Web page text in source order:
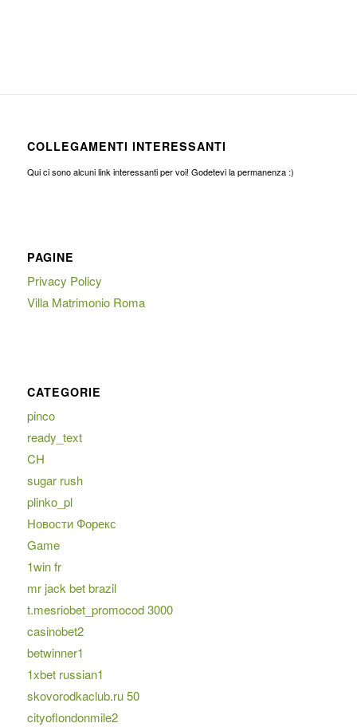
COLLEGAMENTI INTERESSANTI
Qui ci sono alcuni link interessanti per voi! Godetevi la permanenza :)
PAGINE
Privacy Policy
Villa Matrimonio Roma
CATEGORIE
pinco
ready_text
CH
sugar rush
plinko_pl
Новости Форекс
Game
1win fr
mr jack bet brazil
t.mesriobet_promocod 3000
casinobet2
betwinner1
1xbet russian1
skovorodkaclub.ru 50
cityoflondonmile2